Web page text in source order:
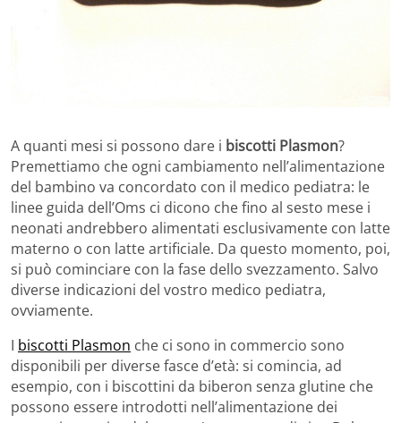
A quanti mesi si possono dare i biscotti Plasmon?
Premettiamo che ogni cambiamento nell’alimentazione
del bambino va concordato con il medico pediatra: le
linee guida dell’Oms ci dicono che fino al sesto mese i
neonati andrebbero alimentati esclusivamente con latte
materno o con latte artificiale. Da questo momento, poi,
si può cominciare con la fase dello svezzamento. Salvo
diverse indicazioni del vostro medico pediatra,
ovviamente.
I biscotti Plasmon che ci sono in commercio sono
disponibili per diverse fasce d’età: si comincia, ad
esempio, con i biscottini da biberon senza glutine che
possono essere introdotti nell’alimentazione dei